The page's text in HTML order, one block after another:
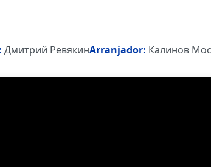
Дмитрий РевякинArranjador: Калинов